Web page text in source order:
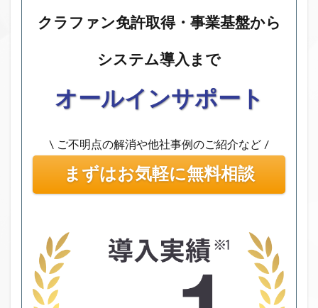
クラファン免許取得・事業基盤から
システム導入まで
オールインサポート
\ ご不明点の解消や他社事例のご紹介など /
まずはお気軽に無料相談